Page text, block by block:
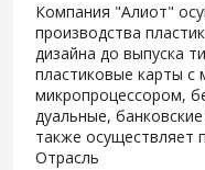
Компания "Алиот"
производства
дизайна до выпуска
пластиковые карты с
микропроцессором,
дуальные,
также осуществляет
Отрасль